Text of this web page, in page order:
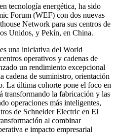
tecnología energética, ha sido
Forum (WEF) con dos nuevas
Network para sus centros de
Unidos, y Pekín, en China.
es una iniciativa del World
operativos y cadenas de
un rendimiento excepcional
cadena de suministro, orientación
La última cohorte pone el foco en
transformando la fabricación y las
operaciones más inteligentes,
de Schneider Electric en El
al combinar
e impacto empresarial